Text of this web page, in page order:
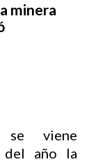
minera
se viene
del año la